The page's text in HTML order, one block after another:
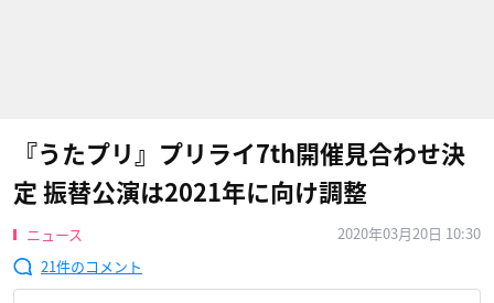
『うたプリ』プリライ7th開催見合わせ決
定 振替公演は2021年に向け調整
ニュース
2020年03月20日 10:30
21